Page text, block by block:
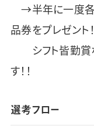
→半年に一度各
品券をプレゼント！
シフト皆勤賞
す！！
選考フロー